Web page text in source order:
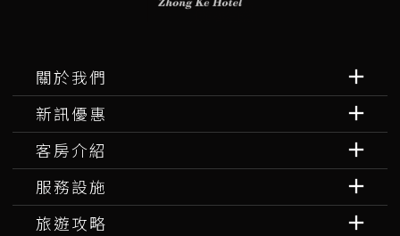
關於我們
新訊優惠
客房介紹
服務設施
旅遊攻略